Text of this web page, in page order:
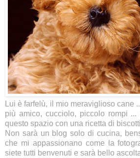
Lui è farfelù, il mio meraviglioso cane
più amico, cucciolo, piccolo rompi
questo spazio con una ricetta di
Non sarà un blog solo di cucina,
che mi appassionano come la
siete tutti benvenuti e sarà bello